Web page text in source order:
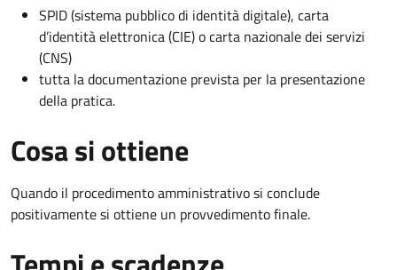
SPID (sistema pubblico di identità digitale), carta
d’identità elettronica (CIE) o carta nazionale dei servizi
(CNS)
tutta la documentazione prevista per la presentazione
della pratica.
Cosa si ottiene
Quando il procedimento amministrativo si conclude
positivamente si ottiene un provvedimento finale.